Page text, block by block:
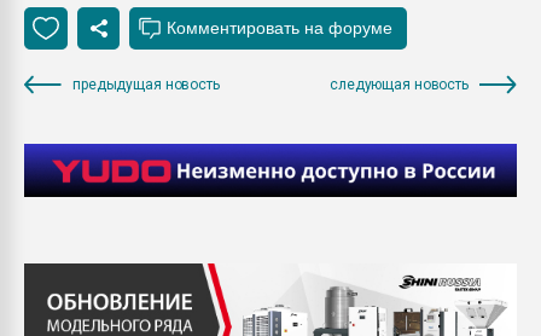
предыдущая новость следующая новость